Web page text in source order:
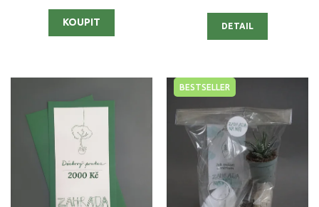
DETAIL
BESTSELLER